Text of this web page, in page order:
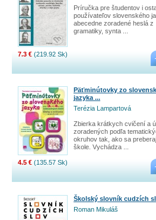
Príručka pre študentov i
používateľov slovenského
abecedne zoradené heslá z
gramatiky, synta ...
7.3 € (219.92 Sk)
Päťminútovky zo
jazyka ...
Terézia Lampartová
Zbierka krátkych cvičení a
zoradených podľa
okruhov tak, ako sa
škole. Vychádza ...
4.5 € (135.57 Sk)
Školský slovník cudzích
Roman Mikuláš